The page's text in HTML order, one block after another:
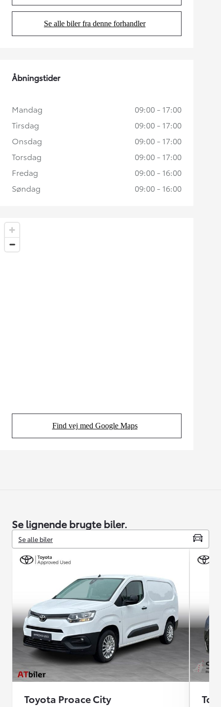
Se alle biler fra denne forhandler
(Opens in new tab)
Find vej med Google Maps
(Opens in new tab)
Åbningstider
Mandag
09:00 - 17:00
Tirsdag
09:00 - 17:00
Onsdag
09:00 - 17:00
Torsdag
09:00 - 17:00
Fredag
09:00 - 16:00
Søndag
09:00 - 16:00
Se lignende brugte biler.
Se alle biler
Toyota Proace City